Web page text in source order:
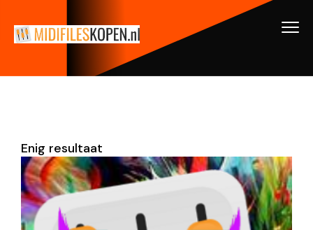
Enig resultaat